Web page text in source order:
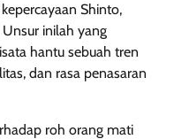
Shinto,
inilah yang
hantu sebuah tren
dan rasa penasaran
roh orang mati